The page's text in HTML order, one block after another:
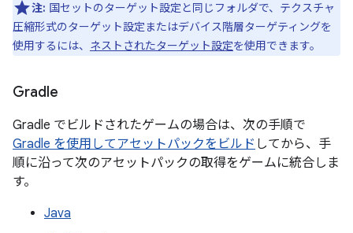
注: 国セットのターゲット設定と同じフォルダで、テクスチャ
圧縮形式のターゲット設定またはデバイス階層ターゲティングを
使用するには、 ネストされたターゲット設定を使用できます。
Gradle
Gradle でビルドされたゲームの場合は、次の手順で
Gradle を使用してアセットパックをビルド してから、手
順に沿って次のアセットパックの取得をゲームに統合しま
す。
Java